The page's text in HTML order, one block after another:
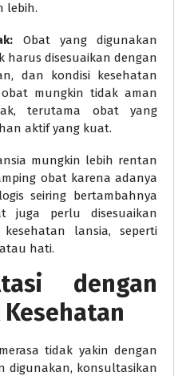
lebih.
Obat yang digunakan
harus disesuaikan dengan
dan kondisi kesehatan
obat mungkin tidak aman
terutama obat yang
aktif yang kuat.
mungkin lebih rentan
obat karena adanya
seiring bertambahnya
juga perlu disesuaikan
lansia, seperti
hati.
dengan
tidak yakin dengan
digunakan, konsultasikan